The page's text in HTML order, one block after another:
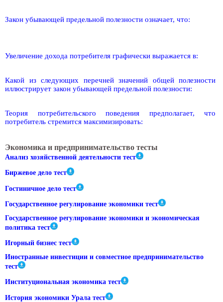
Закон убывающей предельной полезности означает, что:
Увеличение дохода потребителя графически выражается в:
Какой из следующих перечней значений общей полезности
иллюстрирует закон убывающей предельной полезности:
Теория потребительского поведения предполагает, что
потребитель стремится максимизировать:
Экономика и предпринимательство тесты
Анализ хозяйственной деятельности тест
Биржевое дело тест
Гостиничное дело тест
Государственное регулирование экономики тест
Государственное регулирование экономики и экономическая
политика тест
Игорный бизнес тест
Иностранные инвестиции и совместное предпринимательство
тест
Институциональная экономика тест
История экономики Урала тест